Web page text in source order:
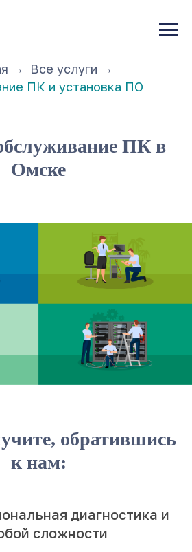
→ Все услуги →
ПК и установка ПО
ПК в
Омске
обратившись
к нам:
диагностика и
сложности